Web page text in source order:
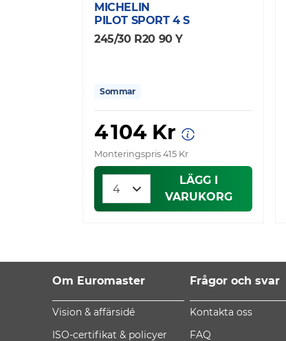
MICHELIN
PILOT SPORT 4 S
245/30 R20 90 Y
Sommar
4 104 Kr
Monteringspris 415 Kr
LÄGG I
VARUKORG
Om Euromaster
Vision & affärsidé
ISO-certifikat & policyer
Frågor och svar
Kontakta oss
FAQ